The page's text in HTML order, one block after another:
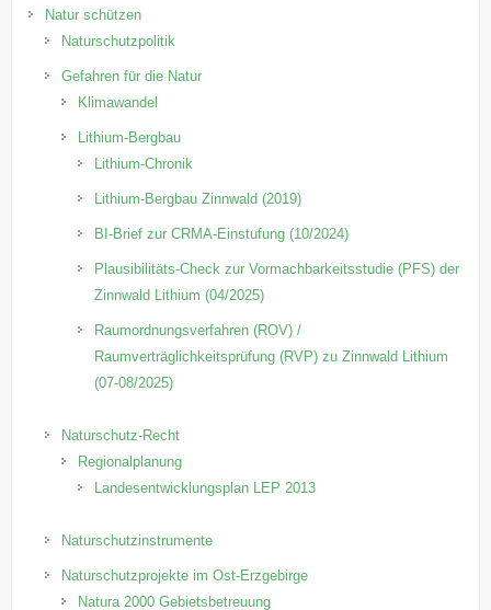
Natur schützen
Naturschutzpolitik
Gefahren für die Natur
Klimawandel
Lithium-Bergbau
Lithium-Chronik
Lithium-Bergbau Zinnwald (2019)
BI-Brief zur CRMA-Einstufung (10/2024)
Plausibilitäts-Check zur Vormachbarkeitsstudie (PFS) der
Zinnwald Lithium (04/2025)
Raumordnungsverfahren (ROV) /
Raumverträglichkeitsprüfung (RVP) zu Zinnwald Lithium
(07-08/2025)
Naturschutz-Recht
Regionalplanung
Landesentwicklungsplan LEP 2013
Naturschutzinstrumente
Naturschutzprojekte im Ost-Erzgebirge
Natura 2000 Gebietsbetreuung